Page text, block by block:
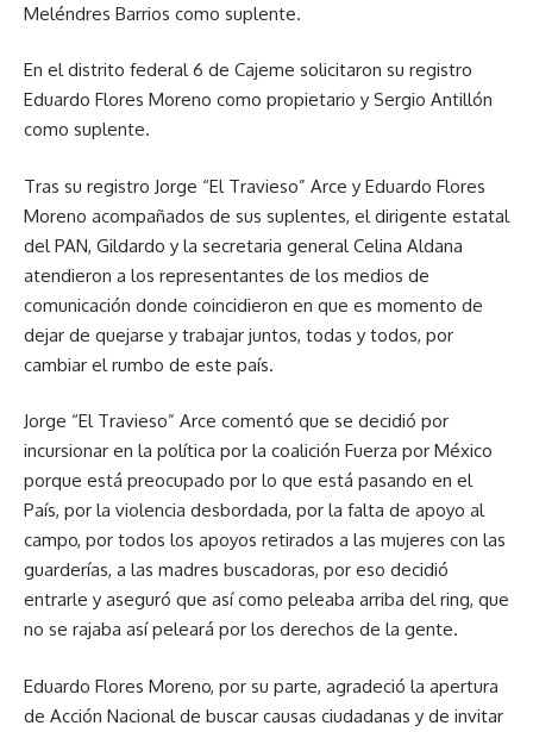
Meléndres Barrios como suplente.
En el distrito federal 6 de Cajeme solicitaron su registro
Eduardo Flores Moreno como propietario y Sergio Antillón
como suplente.
Tras su registro Jorge “El Travieso” Arce y Eduardo Flores
Moreno acompañados de sus suplentes, el dirigente estatal
del PAN, Gildardo y la secretaria general Celina Aldana
atendieron a los representantes de los medios de
comunicación donde coincidieron en que es momento de
dejar de quejarse y trabajar juntos, todas y todos, por
cambiar el rumbo de este país.
Jorge “El Travieso” Arce comentó que se decidió por
incursionar en la política por la coalición Fuerza por México
porque está preocupado por lo que está pasando en el
País, por la violencia desbordada, por la falta de apoyo al
campo, por todos los apoyos retirados a las mujeres con las
guarderías, a las madres buscadoras, por eso decidió
entrarle y aseguró que así como peleaba arriba del ring, que
no se rajaba así peleará por los derechos de la gente.
Eduardo Flores Moreno, por su parte, agradeció la apertura
de Acción Nacional de buscar causas ciudadanas y de invitar